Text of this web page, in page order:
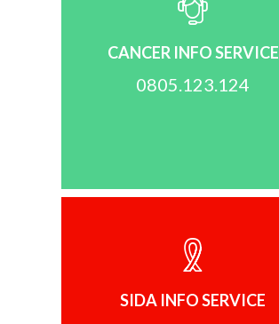
CANCER INFO SERVICE
0805.123.124
SIDA INFO SERVICE